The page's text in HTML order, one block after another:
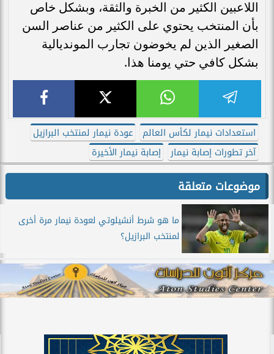
اللاعبين الكثير من الخبرة والثقة، وبشكل خاص
بأن المنتخب يحتوي على الكثير من عناصر السن
الصغير الذين لم يخوضون تجارب المونديالية
بشكل كافي حتي يومنا هذا.
استعدادات نيمار لكأس العالم
عودة نيمار لمنتخب البرازيل
آخر تطورات إصابة نيمار
إصابة نيمار الأخيرة
موضوعات متعلقة
ما هو شرط أنشيلوتي لعودة نيمار مرة أخرى
لمنتخب البرازيل؟